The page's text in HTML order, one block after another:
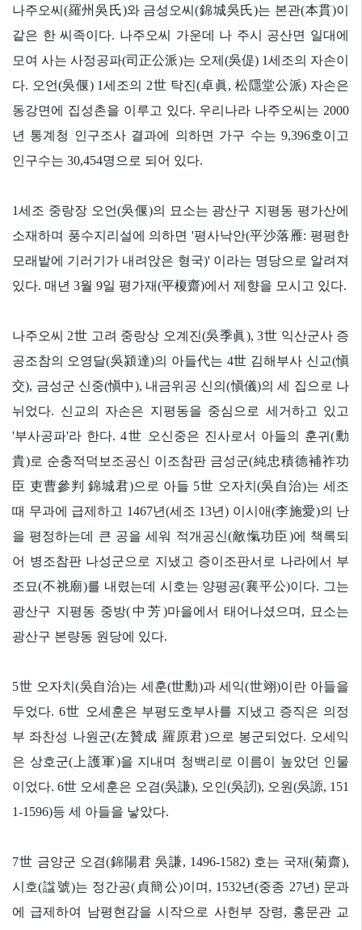
나주오씨 (羅州吳氏)와 금성오씨(錦城吳氏)는 본관(本貫)이
같은 한 씨족이다. 나주오씨 가운데 나 주시 공산면 일대에
모여 사는 사정공파(司正公派)는 오제 (吳偍) 1세조의 자손이
다. 오언(吳偃) 1세조의 2世 탁진(卓眞, 松隱堂公派) 자손은
동강면에 집성촌을 이루고 있다. 우리나라 나주오씨는 2000
년 통계청 인구조사 결과에 의하면 가구 수는 9,396호이고
인구수는 30,454명으로 되어 있다.
1세조 중랑장 오언(吳偃)의 묘소는 광산구 지평동 평가산에
소재하며 풍수지리설에 의하면 '평사낙안(平沙落雁:평평한
모래밭에 기러기가 내려앉은 형국)' 이라는 명당으로 알려져
있다. 매년 3월 9일 평가재(平榎齋)에서 제향을 모시고 있다.
나주오씨 2世 고려 중랑상 오계진(吳季眞), 3世 익산군사 증
공조참의 오영달(吳潁達)의 아들代는 4世 김해부사 신교(愼
交), 금성군 신중(愼中), 내금위공 신의(愼儀)의 세 집으로 나
뉘었다. 신교의 자손은 지평동을 중심으로 세거하고 있고
'부사공파'라 한다. 4世 오신중은 진사로서 아들의 훈귀 (勳
貴)로 순충적덕보조공신 이조참판 금성군(純忠積德補祚功
臣 吏曹參判 錦城君)으로 아들 5世 오자치 (吳自治)는 세조
때 무과에 급제하고 1467년(세조 13년) 이시애(李施愛)의 난
을 평정하는데 큰 공을 세워 적개공신(敵愾功臣)에 책록되
어 병조참판 나성군으로 지냈고 증이조판서로 나라에서 부
조묘(不祧廟)를 내렸는데 시호는 양평공(襄平公)이다. 그는
광산구 지평동 중방(中芳)마을에서 태어나셨으며 ,
묘소는
광산구 본량동 원당에 있다.
5世 오자치(吳自治)는 세훈(世勳)과 세익(世翊)이란 아들을
두었다. 6世 오세훈은 부평도호부사를 지냈고 증직은 의정
부 좌찬성 나원군(左贊成 羅原君)으로 봉군되었다. 오세익
은 상호군(上護軍)을 지내며 청백리로 이름이 높았던 인물
이었다. 6世 오세훈은 오겸(吳謙), 오인(吳訒), 오원(吳謜, 151
1-1596)등 세 아들을 낳았다.
7世 금양군 오겸(錦陽君 吳謙, 1496-1582) 호는 국재(菊齋),
시호(諡號)는 정간공( 貞簡公)이며 , 1532년(중종 27년) 문과
에 급제하여 남평현감을 시작으로 사헌부 장령, 홍문관 교